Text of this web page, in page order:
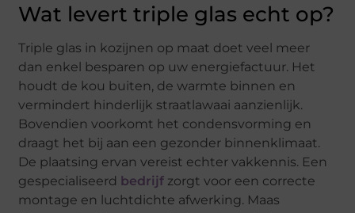
Wat levert triple glas echt op?
Triple glas in kozijnen op maat doet veel meer
dan enkel besparen op uw energiefactuur. Het
houdt de kou buiten, de warmte binnen en
vermindert hinderlijk straatlawaai aanzienlijk.
Bovendien voorkomt het condensvorming en
draagt het bij aan een gezonder binnenklimaat.
De plaatsing ervan vereist echter vakkennis. Een
gespecialiseerd bedrijf zorgt voor een correcte
montage en luchtdichte afwerking. Maas